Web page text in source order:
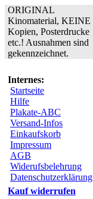
ORIGINAL
Kinomaterial, KEINE
Kopien, Posterdrucke
etc.! Ausnahmen sind
gekennzeichnet.
Internes:
Startseite
Hilfe
Plakate-ABC
Versand-Infos
Einkaufskorb
Impressum
AGB
Widerufsbelehrung
Datenschutzerklärung
Kauf widerrufen